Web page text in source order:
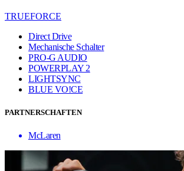
TRUEFORCE
Direct Drive
Mechanische Schalter
PRO-G AUDIO
POWERPLAY 2
LIGHTSYNC
BLUE VO!CE
PARTNERSCHAFTEN
McLaren